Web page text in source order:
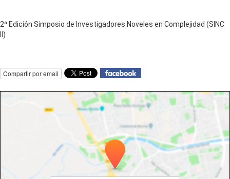
2ª Edición Simposio de Investigadores Noveles en Complejidad (SINC
II)
Compartir por email